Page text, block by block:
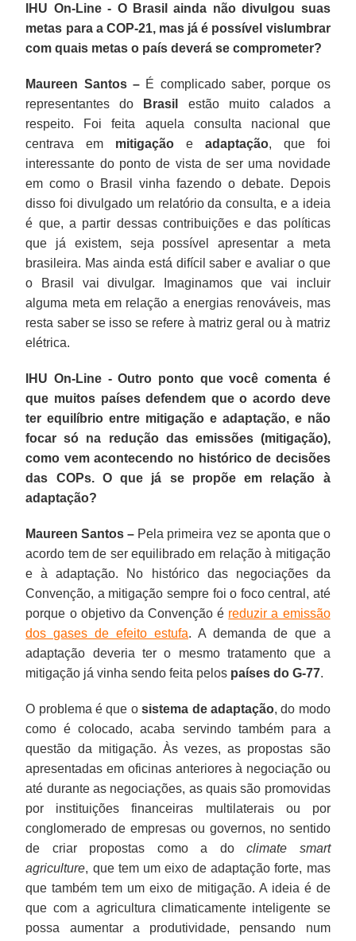
IHU On-Line - O Brasil ainda não divulgou suas
metas para a COP-21, mas já é possível vislumbrar
com quais metas o país deverá se comprometer?
Maureen Santos – É complicado saber, porque os
representantes do Brasil
estão muito calados a
respeito. Foi feita aquela consulta nacional que
centrava em mitigação e adaptação, que foi
interessante do ponto de vista de ser uma novidade
em como o Brasil vinha fazendo o debate. Depois
disso foi divulgado um relatório da consulta, e a ideia
é que, a partir dessas contribuições e das políticas
que já existem, seja possível apresentar a meta
brasileira. Mas ainda está difícil saber e avaliar o que
o Brasil vai divulgar. Imaginamos que vai incluir
alguma meta em relação a energias renováveis, mas
resta saber se isso se refere à matriz geral ou à matriz
elétrica.
IHU On-Line - Outro ponto que você comenta é
que muitos países defendem que o acordo deve
ter equilíbrio entre mitigação e adaptação, e não
focar só na redução das emissões (mitigação),
como vem acontecendo no histórico de decisões
das COPs. O que já se propõe em relação à
adaptação?
Maureen Santos – Pela primeira vez se aponta que o
acordo tem de ser equilibrado em relação à mitigação
e à adaptação. No histórico das negociações da
Convenção, a mitigação sempre foi o foco central, até
porque o objetivo da Convenção é reduzir a emissão
dos gases de efeito estufa. A demanda de que a
adaptação deveria ter o mesmo tratamento que a
mitigação já vinha sendo feita pelos países do G-77.
O problema é que osistema de adaptação, do modo
como é colocado, acaba servindo também para a
questão da mitigação. Às vezes, as propostas são
apresentadas em oficinas anteriores à negociação ou
até durante as negociações, as quais são promovidas
por instituições financeiras multilaterais ou por
conglomerado de empresas ou governos, no sentido
de criar propostas como a doclimate smart
agriculture, que tem um eixo de adaptação forte, mas
que também tem um eixo de mitigação. A ideia é de
que com a agricultura climaticamente inteligente se
possa aumentar a produtividade, pensando num